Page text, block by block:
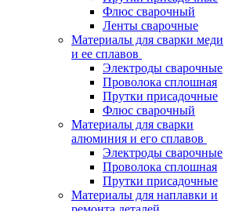
Флюс сварочный
Ленты сварочные
Материалы для сварки меди
и ее сплавов
Электроды сварочные
Проволока сплошная
Прутки присадочные
Флюс сварочный
Материалы для сварки
алюминия и его сплавов
Электроды сварочные
Проволока сплошная
Прутки присадочные
Материалы для наплавки и